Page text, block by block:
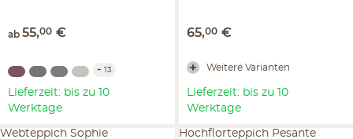
ab 55,00 €
+ 13
Lieferzeit: bis zu 10
Werktage
65,00 €
Weitere Varianten
Lieferzeit: bis zu 10
Werktage
Webteppich Sophie Hochflorteppich Pesante